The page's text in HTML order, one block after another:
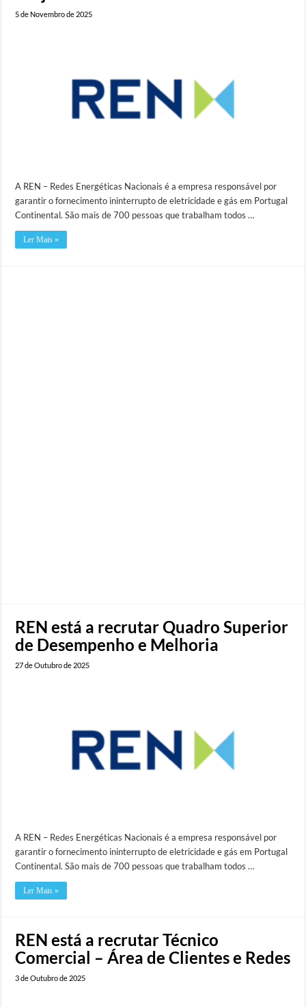
5 de Novembro de 2025
A REN – Redes Energéticas Nacionais é a empresa responsável por
garantir o fornecimento ininterrupto de eletricidade e gás em Portugal
Continental. São mais de 700 pessoas que trabalham todos …
Ler Mais »
REN está a recrutar Quadro Superior
de Desempenho e Melhoria
27 de Outubro de 2025
A REN – Redes Energéticas Nacionais é a empresa responsável por
garantir o fornecimento ininterrupto de eletricidade e gás em Portugal
Continental. São mais de 700 pessoas que trabalham todos …
Ler Mais »
REN está a recrutar Técnico
Comercial – Área de Clientes e Redes
3 de Outubro de 2025